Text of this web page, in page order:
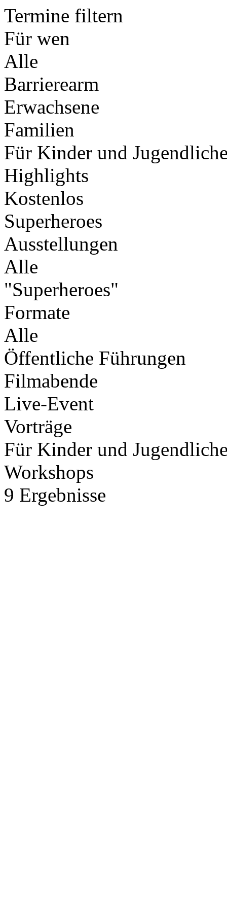
Termine filtern
Für wen
Alle
Barrierearm
Erwachsene
Familien
Für Kinder und
Highlights
Kostenlos
Superheroes
Ausstellungen
Alle
"Superheroes"
Formate
Alle
Öffentliche Führungen
Filmabende
Live-Event
Vorträge
Für Kinder und
Workshops
9 Ergebnisse